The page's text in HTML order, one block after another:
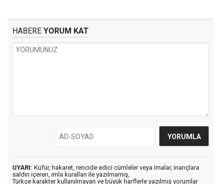
HABERE YORUM KAT
UYARI: Küfür, hakaret, rencide edici cümleler veya imalar, inançlara
saldırı içeren, imla kuralları ile yazılmamış,
Türkçe karakter kullanılmayan ve büyük harflerle yazılmış yorumlar